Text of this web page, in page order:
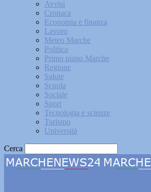
Avvisi
Cronaca
Economia e finanza
Lavoro
Meteo Marche
Politica
Primo piano Marche
Regione
Salute
Scuola
Sociale
Sport
Tecnologia e scienze
Turismo
Università
Cerca